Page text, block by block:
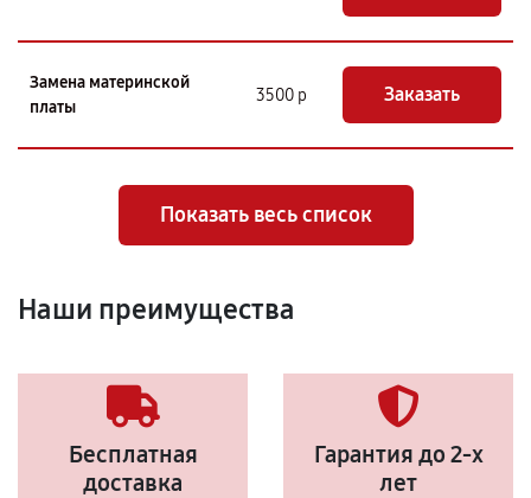
Замена материнской
платы
3500 р Заказать
Показать весь список
Наши преимущества
Бесплатная
доставка
Гарантия до 2-х
лет